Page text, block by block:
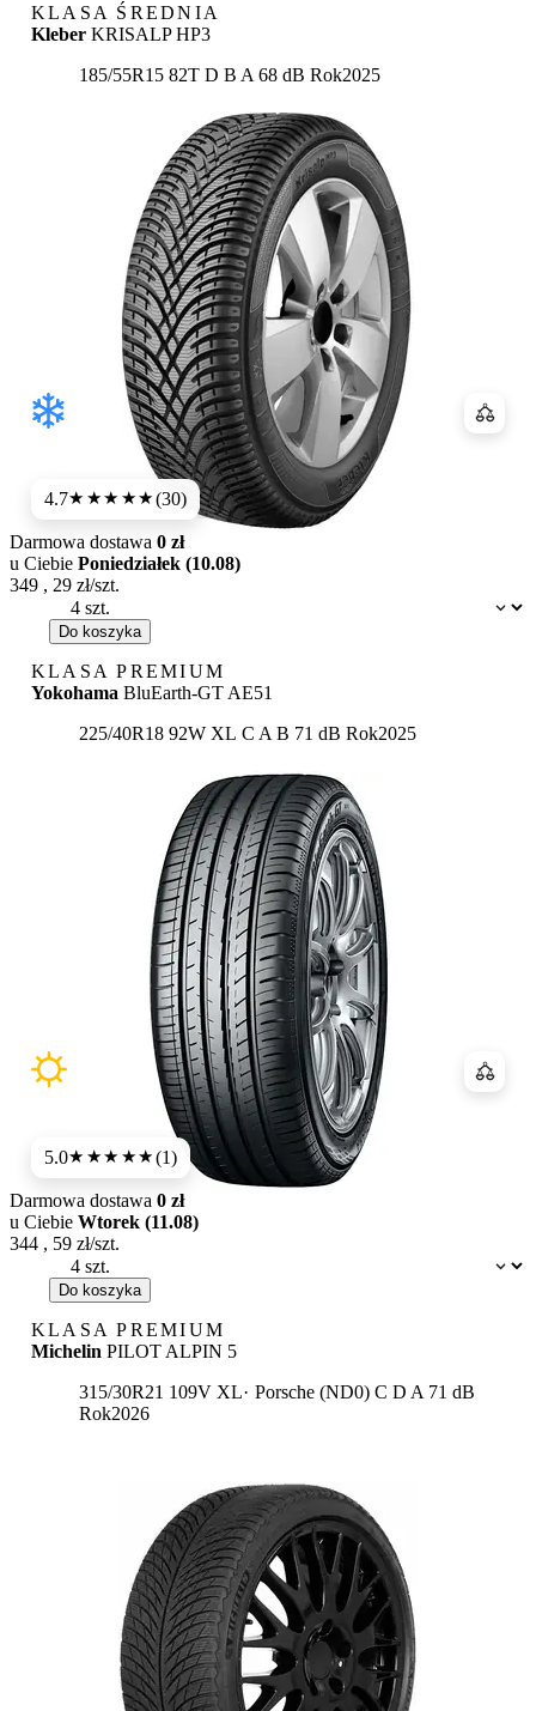
KLASA ŚREDNIA
Kleber KRISALP HP3
185/55R15 82T Etykieta:
D B A 68 dB Rok2025
4.7★★★★★(30)
Dostępność:
Darmowa dostawa 0 zł
u Ciebie Poniedziałek (10.08)
349 , 29 zł/szt.
Do koszyka
KLASA PREMIUM
Yokohama BluEarth-GT AE51
225/40R18 92W XL Etykieta:
C A B 71 dB Rok2025
5.0★★★★★(1)
Dostępność:
Darmowa dostawa 0 zł
u Ciebie Wtorek (11.08)
344 , 59 zł/szt.
Do koszyka
KLASA PREMIUM
Michelin PILOT ALPIN 5
315/30R21 109V XL
Porsche (ND0) Etykieta:
C D A 71 dB
Rok2026